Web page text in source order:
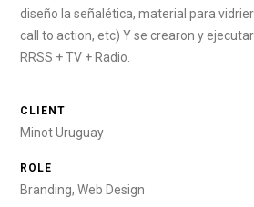
diseño la señalética, material para
call to action, etc) Y se crearon y
RRSS + TV + Radio.
CLIENT
Minot Uruguay
ROLE
Branding, Web Design